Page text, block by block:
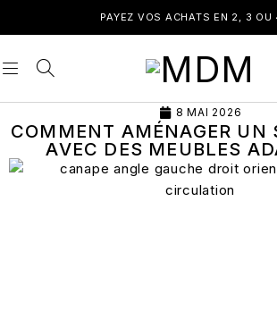
PAYEZ VOS ACHATS EN 2, 3 OU 4 FOIS
8 MAI 2026
COMMENT AMÉNAGER UN
AVEC DES MEUBLES